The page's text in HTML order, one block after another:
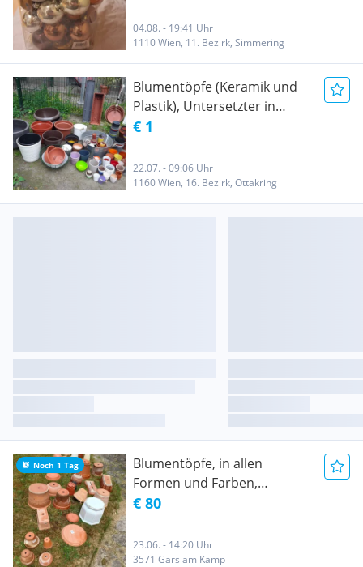
04.08. - 19:41 Uhr
1110 Wien, 11. Bezirk, Simmering
Blumentöpfe (Keramik und
Plastik), Untersetzter in
verschiedene Grossen &
€ 1
22.07. - 09:06 Uhr
1160 Wien, 16. Bezirk, Ottakring
Noch 1 Tag
Blumentöpfe, in allen
Formen und Farben,
Übertöpfe, Untertöpfe,
Terracotta, Steingut usw.
€ 80
23.06. - 14:20 Uhr
3571 Gars am Kamp